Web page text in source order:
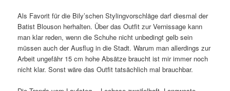
Als Favorit für die Bily’schen Stylingvorschläge darf diesmal der
Batist Blouson herhalten. Über das Outfit zur Vernissage kann
man klar reden, wenn die Schuhe nicht unbedingt gelb sein
müssen auch der Ausflug in die Stadt. Warum man allerdings zur
Arbeit ungefähr 15 cm hohe Absätze braucht ist mir immer noch
nicht klar. Sonst wäre das Outfit tatsächlich mal brauchbar.